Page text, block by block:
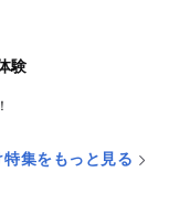
験
集をもっと見る